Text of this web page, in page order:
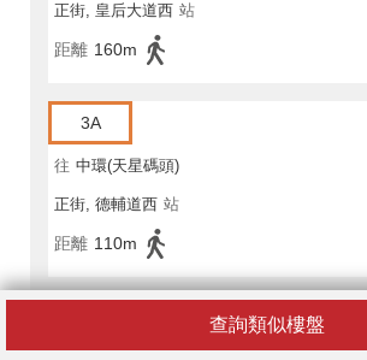
查詢類似樓盤
正街, 皇后大道西 站
距離 160m
3A
往 中環(天星碼頭)
正街, 德輔道西 站
距離 110m